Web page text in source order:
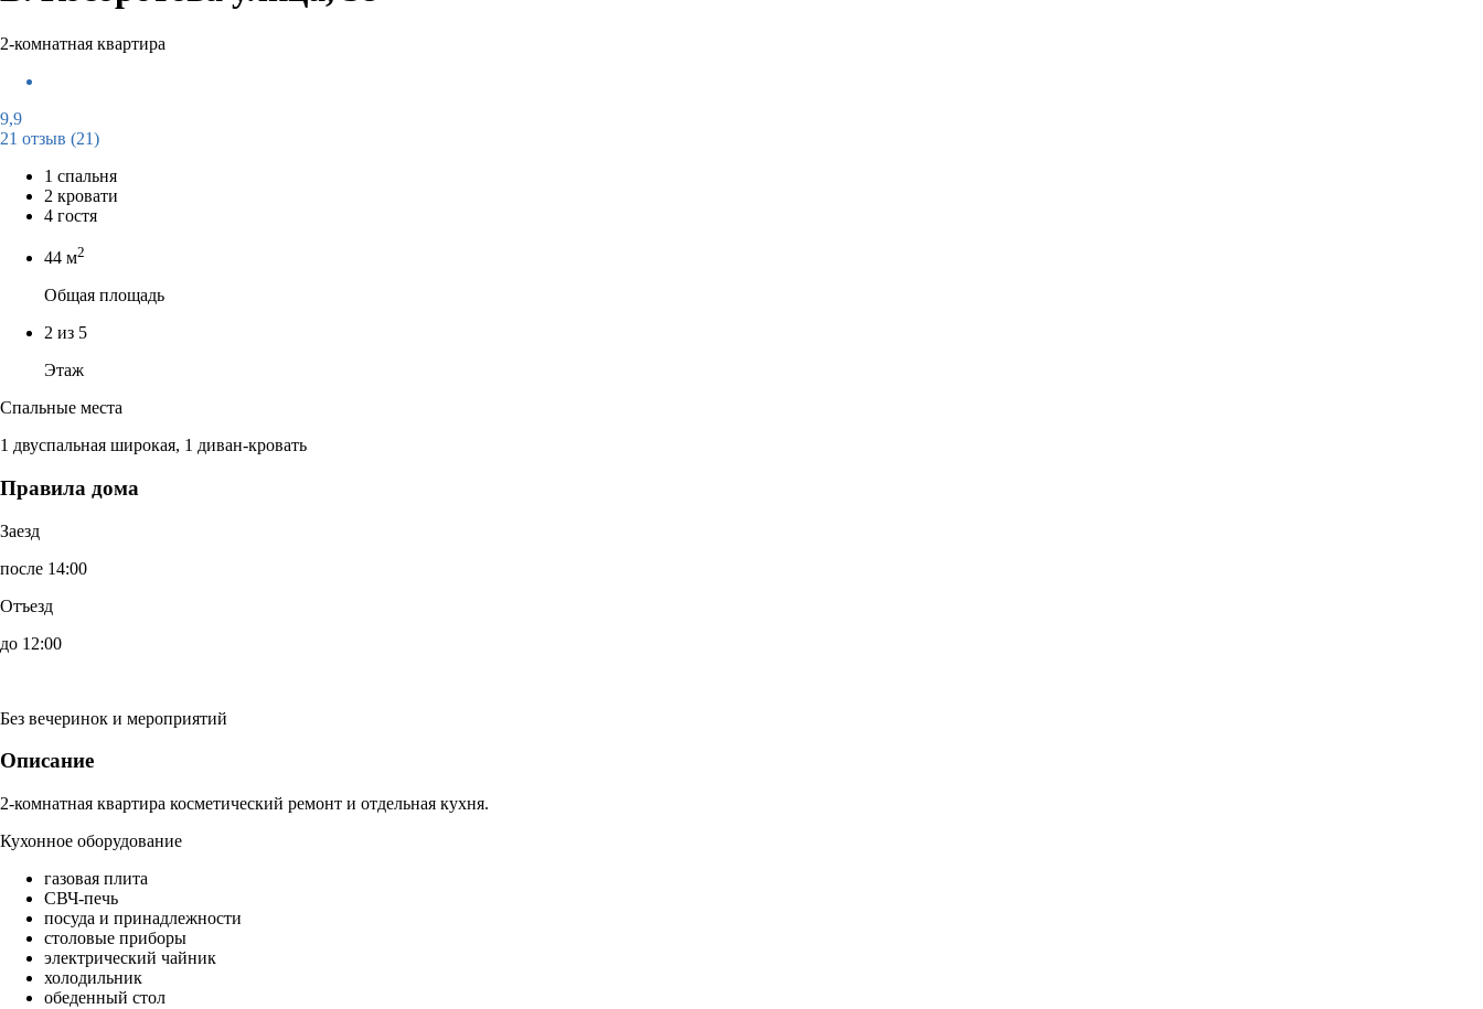
2-комнатная квартира
9,9
21 отзыв (21)
1 спальня
2 кровати
4 гостя
44 м2
Общая площадь
2 из 5
Этаж
Спальные места
1 двуспальная широкая, 1 диван-кровать
Правила дома
Заезд
после 14:00
Отъезд
до 12:00
Без вечеринок и мероприятий
Описание
2-комнатная квартира косметический ремонт и отдельная кухня.
Кухонное оборудование
газовая плита
СВЧ-печь
посуда и принадлежности
столовые приборы
электрический чайник
холодильник
обеденный стол